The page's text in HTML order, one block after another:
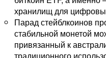
хранилищ для
Парад стейблкоинов
стабильной монетой
привязанный к